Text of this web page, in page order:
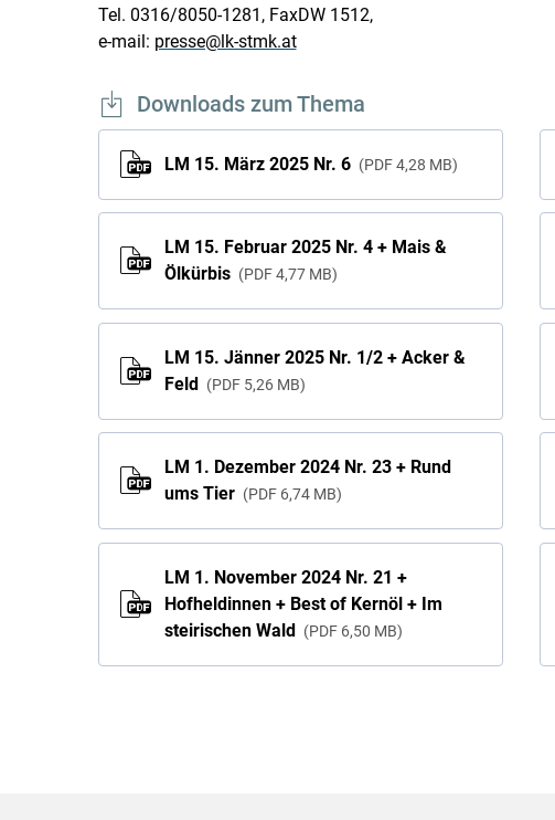
Tel. 0316/8050-1281, FaxDW 1512,
e-mail: presse@lk-stmk.at
Downloads zum Thema
LM 15. März 2025 Nr. 6 PDF 4,28 MB
LM 15. Februar 2025 Nr. 4 + Mais &
Ölkürbis
PDF 4,77 MB
LM 15. Jänner 2025 Nr. 1/2 + Acker &
Feld
PDF 5,26 MB
LM 1. Dezember 2024 Nr. 23 + Rund
ums Tier
PDF 6,74 MB
LM 1. November 2024 Nr. 21 +
Hofheldinnen + Best of Kernöl + Im
steirischen Wald
PDF 6,50 MB